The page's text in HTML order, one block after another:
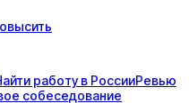
работу в РоссииРевью
собеседование